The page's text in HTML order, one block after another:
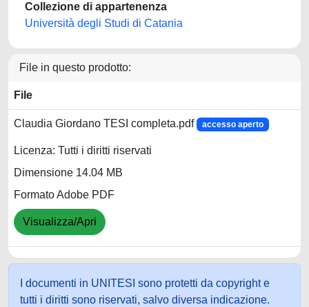
Collezione di appartenenza
Università degli Studi di Catania
File in questo prodotto:
File
Claudia Giordano TESI completa.pdf accesso aperto
Licenza: Tutti i diritti riservati
Dimensione 14.04 MB
Formato Adobe PDF
Visualizza/Apri
I documenti in UNITESI sono protetti da copyright e
tutti i diritti sono riservati, salvo diversa indicazione.